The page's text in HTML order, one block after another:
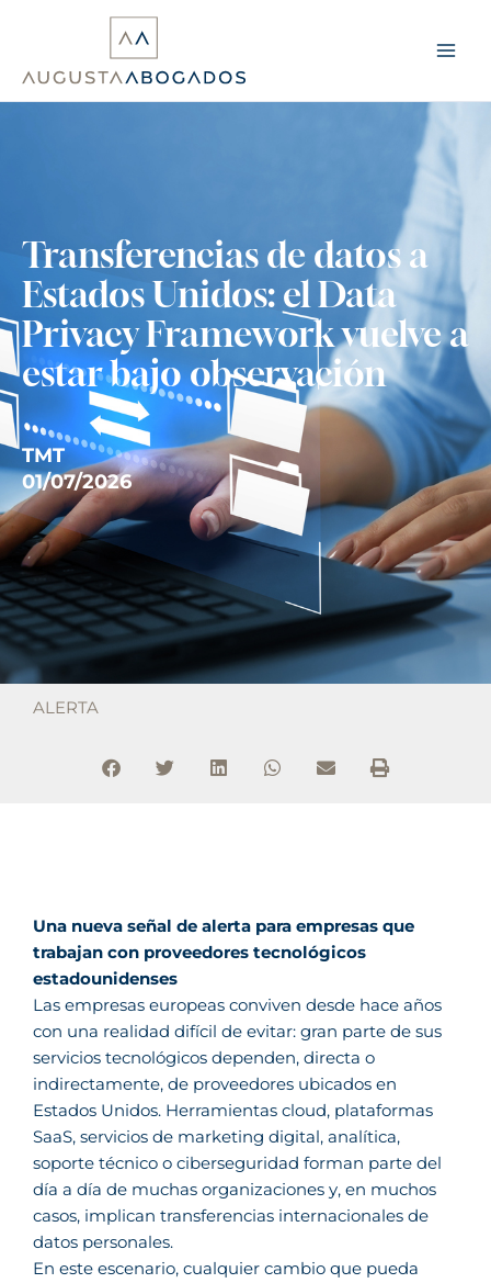
Transferencias de datos a
Estados Unidos: el Data
Privacy Framework vuelve a
estar bajo observación
TMT
01/07/2026
ALERTA
Una nueva señal de alerta para empresas que
trabajan con proveedores tecnológicos
estadounidenses
Las empresas europeas conviven desde hace años
con una realidad difícil de evitar: gran parte de sus
servicios tecnológicos dependen, directa o
indirectamente, de proveedores ubicados en
Estados Unidos. Herramientas cloud, plataformas
SaaS, servicios de marketing digital, analítica,
soporte técnico o ciberseguridad forman parte del
día a día de muchas organizaciones y, en muchos
casos, implican transferencias internacionales de
datos personales.
En este escenario, cualquier cambio que pueda